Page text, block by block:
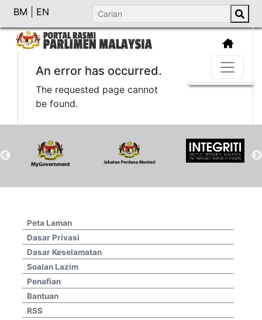
BM EN
An error has occurred.
The requested page cannot
be found.
Peta Laman
Dasar Privasi
Dasar Keselamatan
Soalan Lazim
Penafian
Bantuan
RSS